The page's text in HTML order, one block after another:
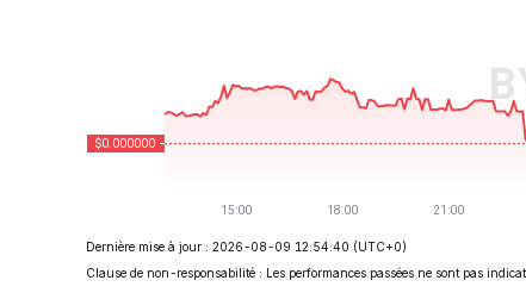
Dernière mise à jour : 2026-08-09 12:54:40 (UTC+0)
Clause de non-responsabilité : Les performances passées ne sont pas